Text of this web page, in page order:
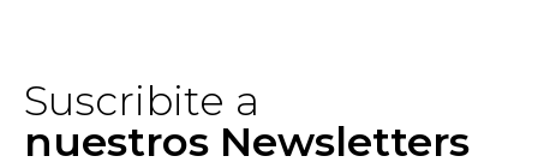
Suscribite a
nuestros Newsletters